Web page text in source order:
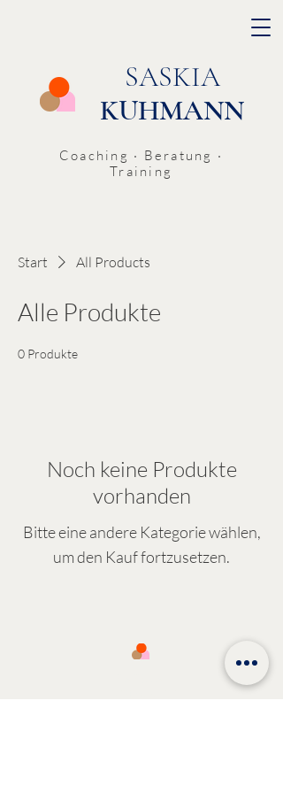
SASKIA
KUHMANN
Coaching · Beratung ·
Training
Start All Products
Alle Produkte
0 Produkte
Noch keine Produkte
vorhanden
Bitte eine andere Kategorie wählen,
um den Kauf fortzusetzen.